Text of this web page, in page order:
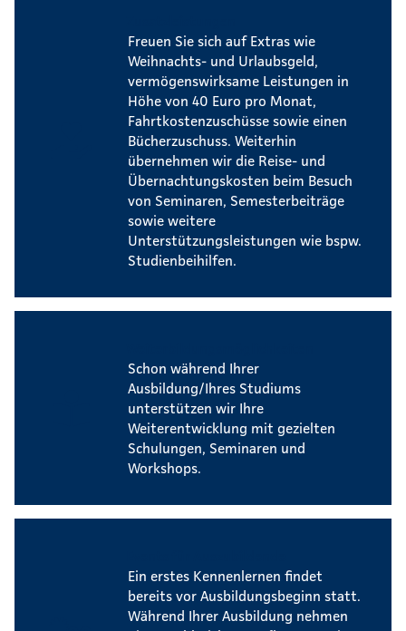
Freuen Sie sich auf Extras wie
Weihnachts- und Urlaubsgeld,
vermögenswirksame Leistungen in
Höhe von 40 Euro pro Monat,
Fahrtkostenzuschüsse sowie einen
Bücherzuschuss. Weiterhin
übernehmen wir die Reise- und
Übernachtungskosten beim Besuch
von Seminaren, Semesterbeiträge
sowie weitere
Unterstützungsleistungen wie bspw.
Studienbeihilfen.
Schon während Ihrer
Ausbildung/Ihres Studiums
unterstützen wir Ihre
Weiterentwicklung mit gezielten
Schulungen, Seminaren und
Workshops.
Ein erstes Kennenlernen findet
bereits vor Ausbildungsbeginn statt.
Während Ihrer Ausbildung nehmen